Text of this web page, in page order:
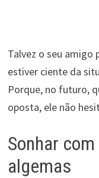
Talvez o seu amigo
estiver ciente da
Porque, no futuro,
oposta, ele não
Sonhar
algemas